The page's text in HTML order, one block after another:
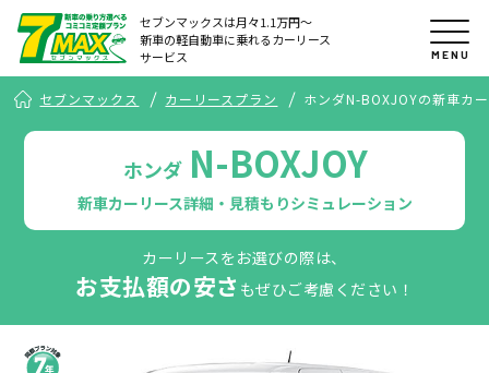
セブンマックスは月々1.1万円〜
新車の軽自動車に乗れるカーリース
サービス
MENU
セブンマックス カーリースプラン ホンダN-BOXJOYの新車カ
ホンダ N-BOXJOY
新車カーリース詳細・見積もりシミュレーション
カーリースをお選びの際は、
お支払額の安さ もぜひご考慮ください！